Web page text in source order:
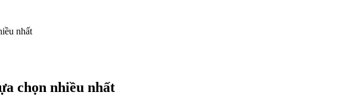
nhất
chọn nhiều nhất